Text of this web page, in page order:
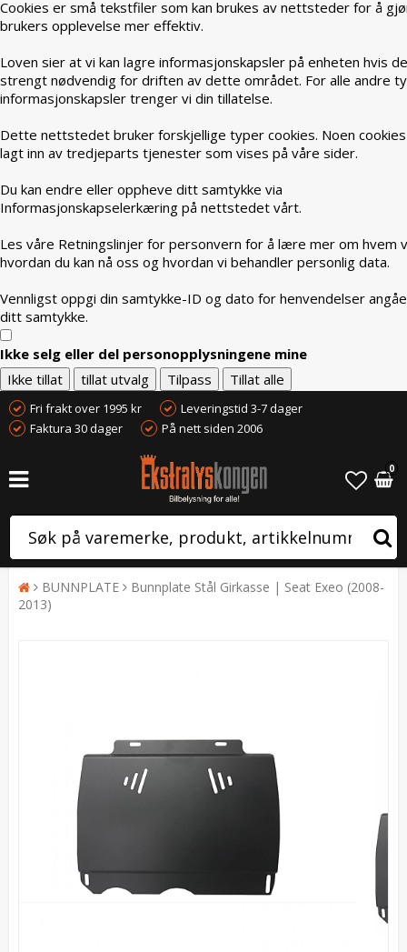
Cookies er små tekstfiler som kan brukes av nettsteder for å
brukers opplevelse mer effektiv.
Loven sier at vi kan lagre informasjonskapsler på enheten hvis
strengt nødvendig for driften av dette området. For alle andre
informasjonskapsler trenger vi din tillatelse.
Dette nettstedet bruker forskjellige typer cookies. Noen
lagt inn av tredjeparts tjenester som vises på våre sider.
Du kan endre eller oppheve ditt samtykke via
Informasjonskapselerkæring på nettstedet vårt.
Les våre Retningslinjer for personvern for å lære mer om hvem
hvordan du kan nå oss og hvordan vi behandler personlig data.
Vennligst oppgi din samtykke-ID og dato for henvendelser
ditt samtykke.
Ikke selg eller del personopplysningene mine
Ikke tillat
tillat utvalg Tilpass Tillat alle
Fri frakt over 1995 kr
Leveringstid 3-7 dager
Faktura 30 dager
På nett siden 2006
0
BUNNPLATE
Bunnplate Stål Girkasse | Seat Exeo (2008-
2013)